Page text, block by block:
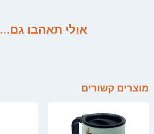
אולי תאהבו גם...
מוצרים קשורים